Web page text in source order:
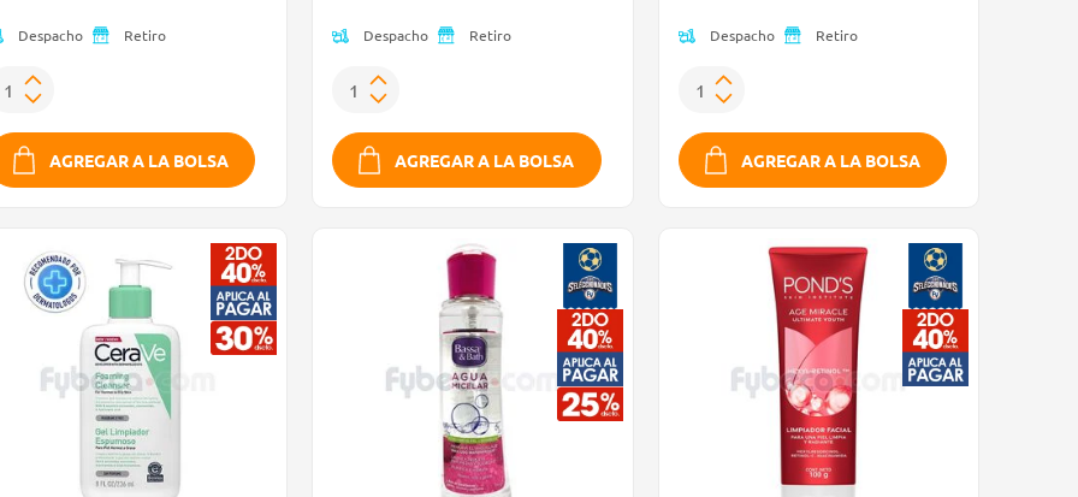
Despacho Retiro
AGREGAR A LA BOLSA
Despacho Retiro
AGREGAR A LA BOLSA
Despacho Retiro
AGREGAR A LA BOLSA